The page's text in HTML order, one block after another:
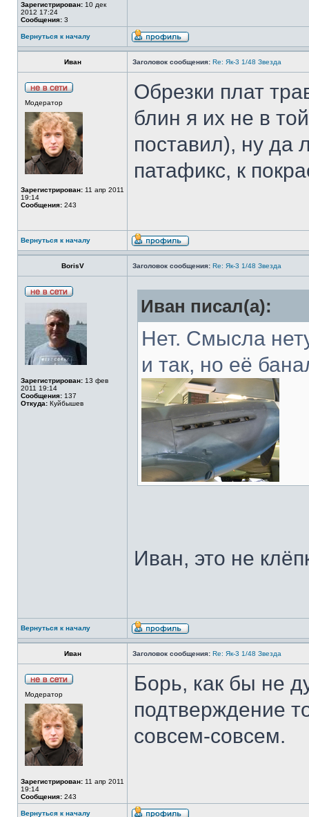
Зарегистрирован: 10 дек
2012 17:24
Сообщения: 3
Вернуться к началу
Иван Заголовок сообщения: Re: Як-3 1/48 Звезда
Модератор
Зарегистрирован: 11 апр 2011
19:14
Сообщения: 243
Обрезки плат
блин я их не в
поставил), ну да
патафикс, к
Вернуться к началу
BorisV Заголовок сообщения: Re: Як-3 1/48 Звезда
Зарегистрирован: 13 фев
2011 19:14
Сообщения: 137
Откуда: Куйбышев
Иван писал(а):
Нет. Смысла
и так, но её
Иван, это не
Вернуться к началу
Иван Заголовок сообщения: Re: Як-3 1/48 Звезда
Модератор
Зарегистрирован: 11 апр 2011
19:14
Сообщения: 243
Борь, как бы не
подтверждение
совсем-совсем.
Вернуться к началу